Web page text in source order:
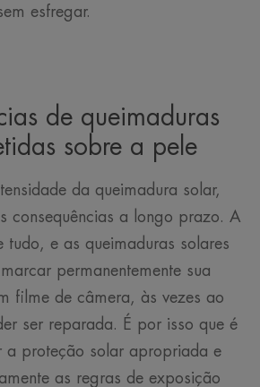
esfregar.
de queimaduras
sobre a pele
da queimadura solar,
consequências a longo prazo. A
tudo, e as queimaduras solares
permanentemente sua
filme de câmera, às vezes ao
ser reparada. É por isso que é
a proteção solar apropriada e
as regras de exposição